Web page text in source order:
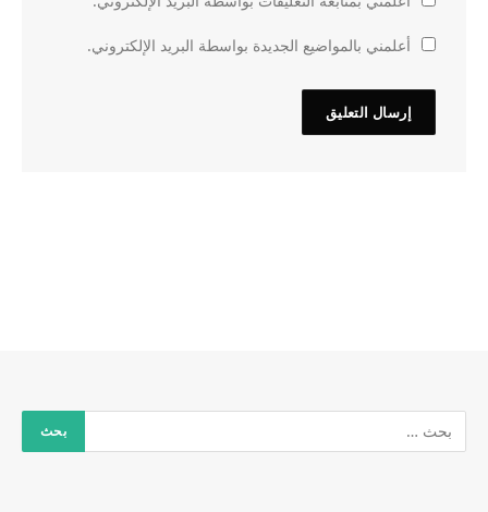
أعلمني بالمواضيع الجديدة بواسطة البريد الإلكتروني.